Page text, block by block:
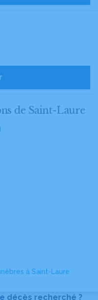
de Saint-Laure
à Saint-Laure
décès recherché ?